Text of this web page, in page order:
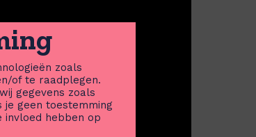
zoals
of te raadplegen.
gegevens zoals
je geen toestemming
invloed hebben op